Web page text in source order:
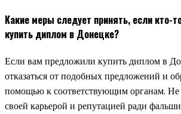
Какие меры следует принять, если кто-
купить диплом в Донецке?
Если вам предложили купить диплом в
отказаться от подобных предложений и
помощью к соответствующим органам. Не
своей карьерой и репутацией ради